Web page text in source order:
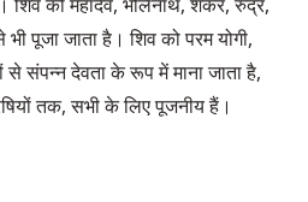
पूजा जाता है। शिव को परम योगी,
संपन्न देवता के रूप में माना जाता है,
तक, सभी के लिए पूजनीय हैं।